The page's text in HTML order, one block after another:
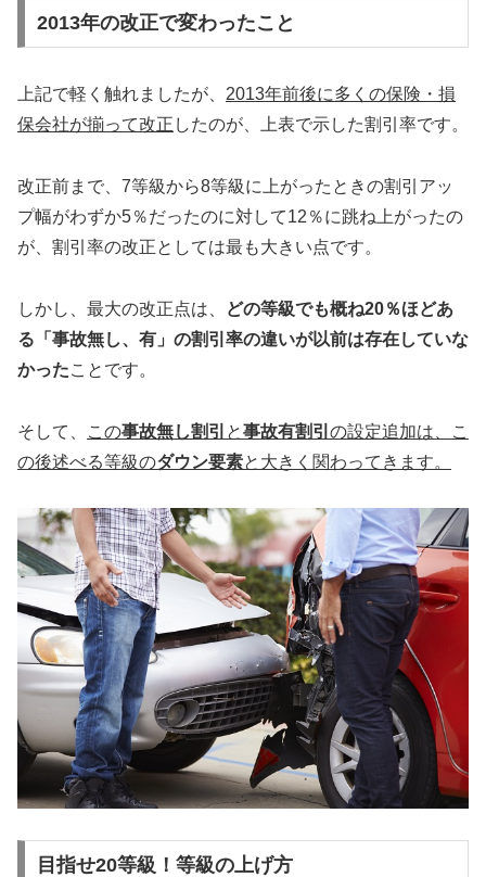
2013年の改正で変わったこと
上記で軽く触れましたが、 2013年前後に多くの保険・損
保会社が揃って改正 したのが、上表で示した割引率です。
改正前まで、7等級から8等級に上がったときの割引アッ
プ幅がわずか5％だったのに対して12％に跳ね上がったの
が、割引率の改正としては最も大きい点です。
しかし、最大の改正点は、
どの等級でも概ね20％ほどあ
る「事故無し、有」の割引率の違いが以前は存在していな
かったことです。
そして、 この事故無し割引 と事故有割引 の設定追加は、こ
の後述べる等級のダウン要素と大きく関わってきます。
目指せ20等級！等級の上げ方